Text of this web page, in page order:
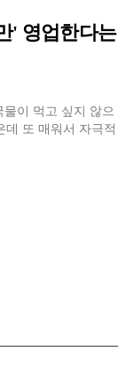
' 영업한다는
이 먹고 싶지 않으
데 또 매워서 자극적